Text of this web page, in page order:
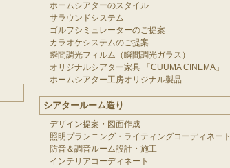
ホームシアターのスタイル
サラウンドシステム
ゴルフシミュレーターのご提案
カラオケシステムのご提案
瞬間調光フィルム（瞬間調光ガラス）
オリジナルシアター家具 「CUUMA CINEMA」
ホームシアター工房オリジナル製品
シアタールーム造り
デザイン提案・図面作成
照明プランニング・ライティングコーディネート
防音＆調音ルーム設計・施工
インテリアコーディネート